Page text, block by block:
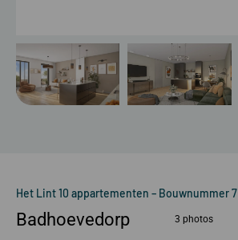
Het Lint 10 appartementen – Bouwnummer 7
Badhoevedorp 3 photos